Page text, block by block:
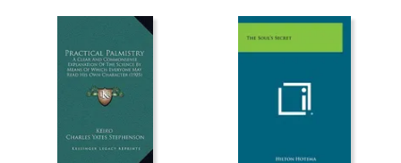
dcto.